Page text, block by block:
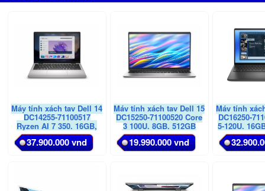
Máy tính xách tay Dell 14
DC14255-71100517
Ryzen AI 7 350, 16GB,
1TB SSD, AMD
Graphics, 14(1920x1200),
OfficeH24+365, McAfee
37.900.000 vnd
Máy tính xách tay Dell 15
DC15250-71100520 Core
3 100U, 8GB, 512GB
SSD, Intel Graphics,
15.6 FHD,
OfficeH24+365, McAfee
19.990.000 vnd
Máy tính
DC16250-
5-120U,
McAfee